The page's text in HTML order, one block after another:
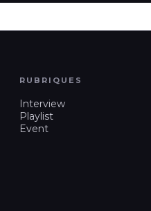
RUBRIQUES
Interview
Playlist
Event